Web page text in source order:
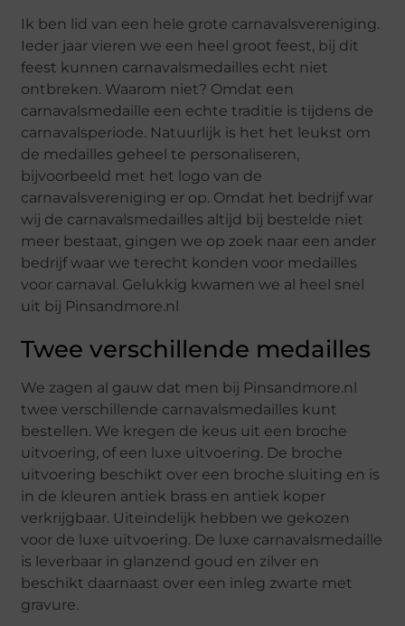
Ik ben lid van een hele grote carnavalsvereniging.
Ieder jaar vieren we een heel groot feest, bij dit
feest kunnen carnavalsmedailles echt niet
ontbreken. Waarom niet? Omdat een
carnavalsmedaille een echte traditie is tijdens de
carnavalsperiode. Natuurlijk is het het leukst om
de medailles geheel te personaliseren,
bijvoorbeeld met het logo van de
carnavalsvereniging er op. Omdat het bedrijf war
wij de carnavalsmedailles altijd bij bestelde niet
meer bestaat, gingen we op zoek naar een ander
bedrijf waar we terecht konden voor medailles
voor carnaval. Gelukkig kwamen we al heel snel
uit bij Pinsandmore.nl
Twee verschillende medailles
We zagen al gauw dat men bij Pinsandmore.nl
twee verschillende carnavalsmedailles kunt
bestellen. We kregen de keus uit een broche
uitvoering, of een luxe uitvoering. De broche
uitvoering beschikt over een broche sluiting en is
in de kleuren antiek brass en antiek koper
verkrijgbaar. Uiteindelijk hebben we gekozen
voor de luxe uitvoering. De luxe carnavalsmedaille
is leverbaar in glanzend goud en zilver en
beschikt daarnaast over een inleg zwarte met
gravure.